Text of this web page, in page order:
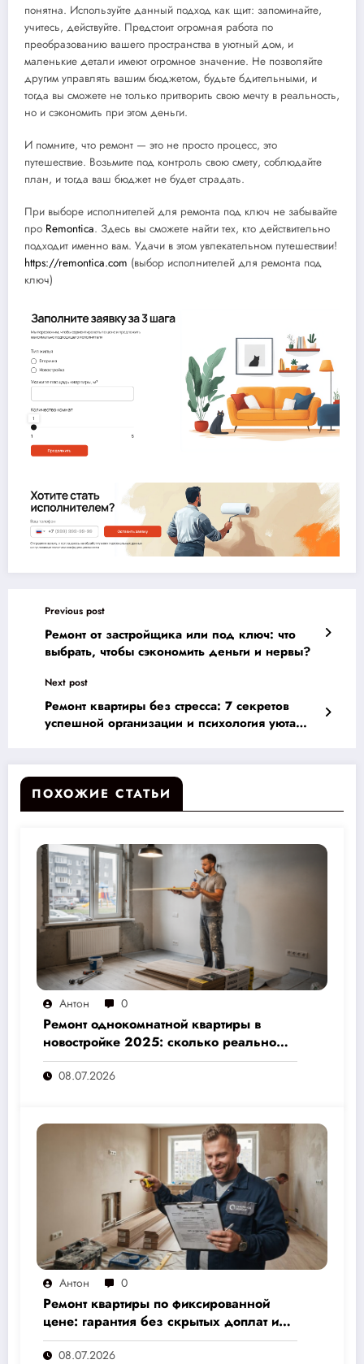
понятна. Используйте данный подход как щит: запоминайте,
учитесь, действуйте. Предстоит огромная работа по
преобразованию вашего пространства в уютный дом, и
маленькие детали имеют огромное значение. Не позволяйте
другим управлять вашим бюджетом, будьте бдительными, и
тогда вы сможете не только притворить свою мечту в реальность,
но и сэкономить при этом деньги.
И помните, что ремонт — это не просто процесс, это
путешествие. Возьмите под контроль свою смету, соблюдайте
план, и тогда ваш бюджет не будет страдать.
При выборе исполнителей для ремонта под ключ не забывайте
про Remontica. Здесь вы сможете найти тех, кто действительно
подходит именно вам. Удачи в этом увлекательном путешествии!
https://remontica.com (выбор исполнителей для ремонта под
ключ)
Previous post
Ремонт от застройщика или под ключ: что
выбрать, чтобы сэкономить деньги и нервы?
Next post
Ремонт квартиры без стресса: 7 секретов
успешной организации и психология уюта
ПОХОЖИЕ СТАТЬИ
Антон 0
Ремонт однокомнатной квартиры в
новостройке 2025: сколько реально
стоит и как не переплатить — полный
расчёт от 500 000 рублей
08.07.2026
Антон 0
Ремонт квартиры по фиксированной
цене: гарантия без скрытых доплат и
переплат
08.07.2026